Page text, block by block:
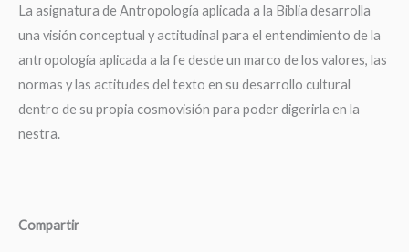
La asignatura de Antropología aplicada a la Biblia desarrolla
una visión conceptual y actitudinal para el entendimiento de la
antropología aplicada a la fe desde un marco de los valores, las
normas y las actitudes del texto en su desarrollo cultural
dentro de su propia cosmovisión para poder digerirla en la
nestra.
Compartir